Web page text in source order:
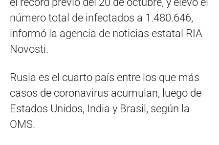
número total de infectados a 1.480.646,
informó la agencia de noticias estatal RIA
Novosti.
Rusia es el cuarto país entre los que más
casos de coronavirus acumulan, luego de
Estados Unidos, India y Brasil, según la
OMS.